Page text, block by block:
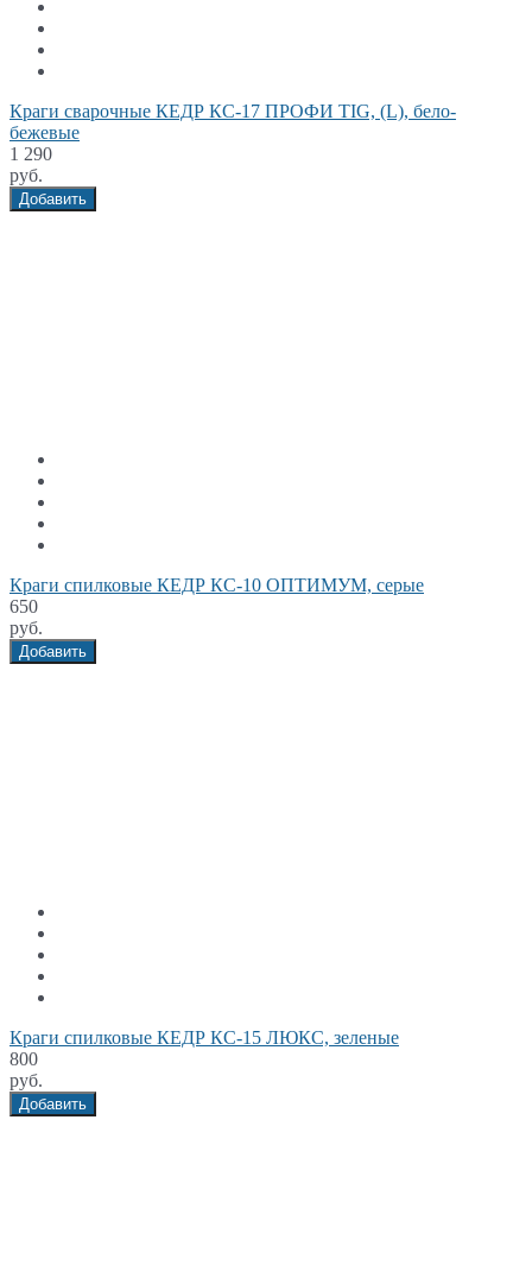
Краги сварочные КЕДР КС-17 ПРОФИ TIG, (L), бело-
бежевые
1 290
руб.
Добавить
Краги спилковые КЕДР КС-10 ОПТИМУМ, серые
650
руб.
Добавить
Краги спилковые КЕДР КС-15 ЛЮКС, зеленые
800
руб.
Добавить